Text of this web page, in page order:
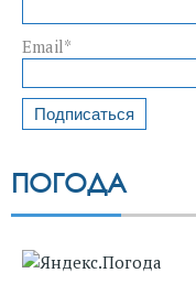
Email*
ПОГОДА